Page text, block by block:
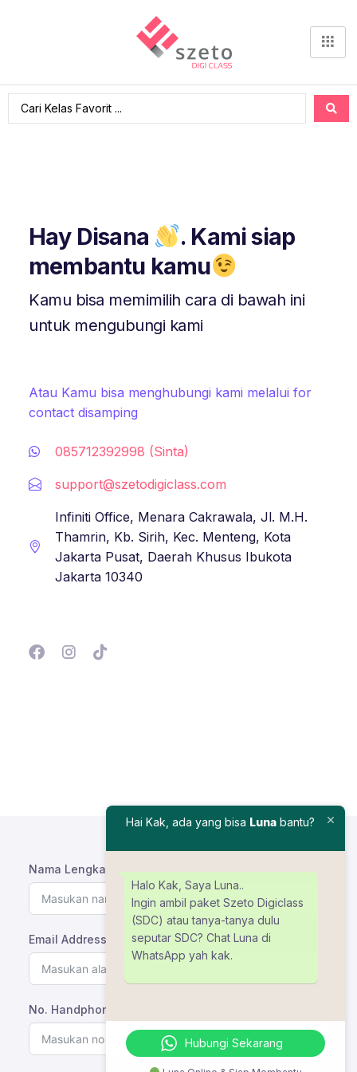
Hay Disana
. Kami siap
membantu kamu
Kamu bisa memimilih cara di bawah ini
untuk mengubungi kami
Atau Kamu bisa menghubungi kami melalui for
contact disamping
085712392998 (Sinta)
support@szetodigiclass.com
Infiniti Office, Menara Cakrawala, Jl. M.H.
Thamrin, Kb. Sirih, Kec. Menteng, Kota
Jakarta Pusat, Daerah Khusus Ibukota
Jakarta 10340
Nama Lengkap
Email Address
No. Handphone
Hai Kak, ada yang bisa Luna bantu?
Halo Kak, Saya Luna..
Ingin ambil paket Szeto Digiclass
(SDC) atau tanya-tanya dulu
seputar SDC? Chat Luna di
WhatsApp yah kak.
Hubungi Sekarang